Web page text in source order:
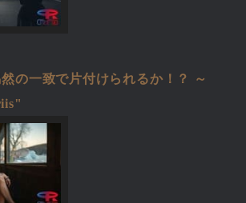
の一致で片付けられるか！？ ～